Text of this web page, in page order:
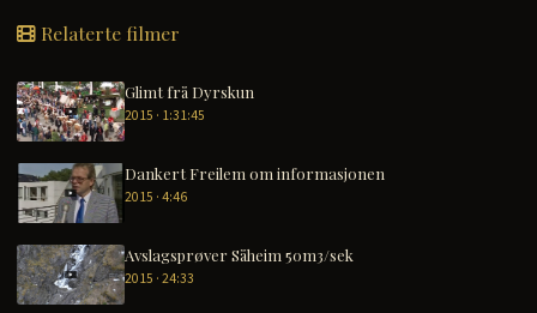
Relaterte filmer
Glimt frå Dyrskun
2015 · 1:31:45
Dankert Freilem om informasjonen
2015 · 4:46
Avslagsprøver Såheim 50m3/sek
2015 · 24:33